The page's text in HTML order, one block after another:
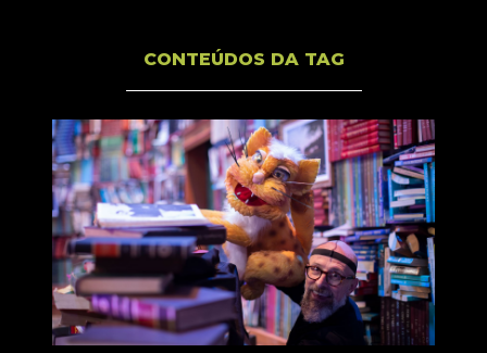
CONTEÚDOS DA TAG